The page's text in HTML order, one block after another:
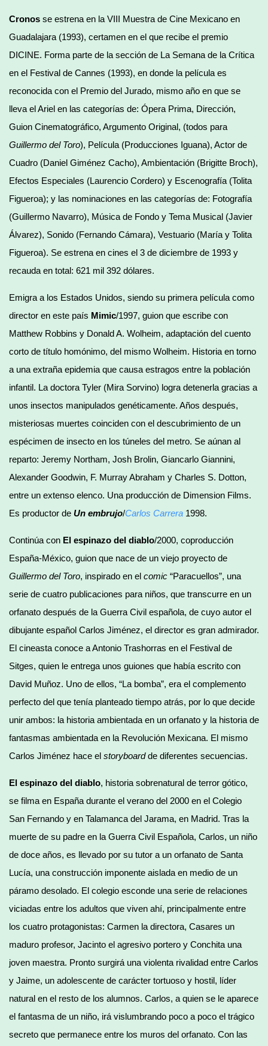
Cronos se estrena en la VIII Muestra de Cine Mexicano en
Guadalajara (1993), certamen en el que recibe el premio
DICINE. Forma parte de la sección de La Semana de la Crítica
en el Festival de Cannes (1993), en donde la película es
reconocida con el Premio del Jurado, mismo año en que se
lleva el Ariel en las categorías de: Ópera Prima, Dirección,
Guion Cinematográfico, Argumento Original, (todos para
Guillermo del Toro), Película (Producciones Iguana), Actor de
Cuadro (Daniel Giménez Cacho), Ambientación (Brigitte Broch),
Efectos Especiales (Laurencio Cordero) y Escenografía (Tolita
Figueroa); y las nominaciones en las categorías de: Fotografía
(Guillermo Navarro), Música de Fondo y Tema Musical (Javier
Álvarez), Sonido (Fernando Cámara), Vestuario (María y Tolita
Figueroa). Se estrena en cines el 3 de diciembre de 1993 y
recauda en total: 621 mil 392 dólares.
Emigra a los Estados Unidos, siendo su primera película como
director en este país Mimic/1997, guion que escribe con
Matthew Robbins y Donald A. Wolheim, adaptación del cuento
corto de título homónimo, del mismo Wolheim. Historia en torno
a una extraña epidemia que causa estragos entre la población
infantil. La doctora Tyler (Mira Sorvino) logra detenerla gracias a
unos insectos manipulados genéticamente. Años después,
misteriosas muertes coinciden con el descubrimiento de un
espécimen de insecto en los túneles del metro. Se aúnan al
reparto: Jeremy Northam, Josh Brolin, Giancarlo Giannini,
Alexander Goodwin, F. Murray Abraham y Charles S. Dotton,
entre un extenso elenco. Una producción de Dimension Films.
Es productor de Un embrujo/Carlos Carrera 1998.
Continúa con El espinazo del diablo/2000, coproducción
España-México, guion que nace de un viejo proyecto de
Guillermo del Toro, inspirado en el comic “Paracuellos”, una
serie de cuatro publicaciones para niños, que transcurre en un
orfanato después de la Guerra Civil española, de cuyo autor el
dibujante español Carlos Jiménez, el director es gran admirador.
El cineasta conoce a Antonio Trashorras en el Festival de
Sitges, quien le entrega unos guiones que había escrito con
David Muñoz. Uno de ellos, “La bomba”, era el complemento
perfecto del que tenía planteado tiempo atrás, por lo que decide
unir ambos: la historia ambientada en un orfanato y la historia de
fantasmas ambientada en la Revolución Mexicana. El mismo
Carlos Jiménez hace el storyboardde diferentes secuencias.
El espinazo del diablo, historia sobrenatural de terror gótico,
se filma en España durante el verano del 2000 en el Colegio
San Fernando y en Talamanca del Jarama, en Madrid. Tras la
muerte de su padre en la Guerra Civil Española, Carlos, un niño
de doce años, es llevado por su tutor a un orfanato de Santa
Lucía, una construcción imponente aislada en medio de un
páramo desolado. El colegio esconde una serie de relaciones
viciadas entre los adultos que viven ahí, principalmente entre
los cuatro protagonistas: Carmen la directora, Casares un
maduro profesor, Jacinto el agresivo portero y Conchita una
joven maestra. Pronto surgirá una violenta rivalidad entre Carlos
y Jaime, un adolescente de carácter tortuoso y hostil, líder
natural en el resto de los alumnos. Carlos, a quien se le aparece
el fantasma de un niño, irá vislumbrando poco a poco el trágico
secreto que permanece entre los muros del orfanato. Con las